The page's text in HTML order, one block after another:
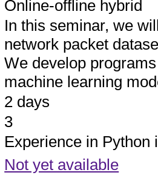
Online-offline hybrid
In this seminar, we
network packet
We develop
machine learning
2 days
3
Experience in Python
Not yet available